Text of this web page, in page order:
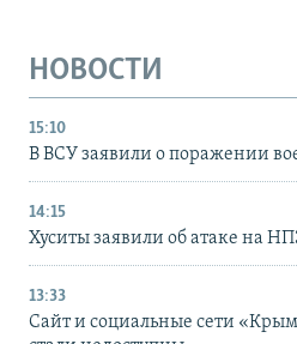
НОВОСТИ
15:10
В ВСУ заявили о поражении
14:15
Хуситы заявили об атаке на
13:33
Сайт и социальные сети